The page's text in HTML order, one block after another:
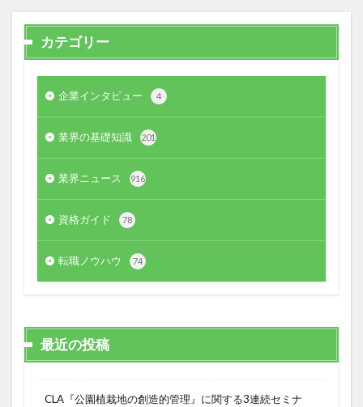
カテゴリー
企業インタビュー 4
業界の基礎知識 201
業界ニュース 916
資格ガイド 78
転職ノウハウ 74
最近の投稿
CLA『公園植栽地の創造的管理』に関する3連続セミナ